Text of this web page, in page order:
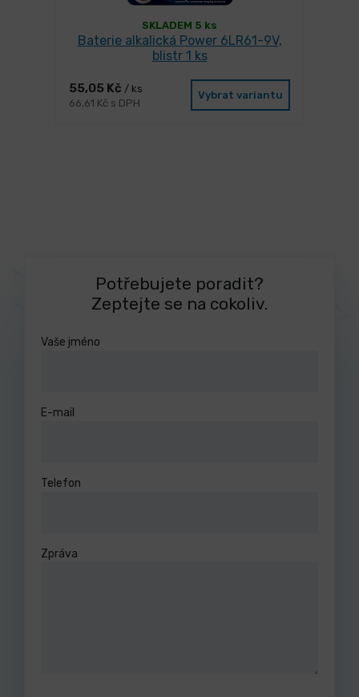
SKLADEM 5 ks
Baterie alkalická Power 6LR61-9V,
blistr 1 ks
55,05 Kč / ks
66,61 Kč s DPH
Vybrat variantu
Potřebujete poradit?
Zeptejte se na cokoliv.
Vaše jméno
E-mail
Telefon
Zpráva